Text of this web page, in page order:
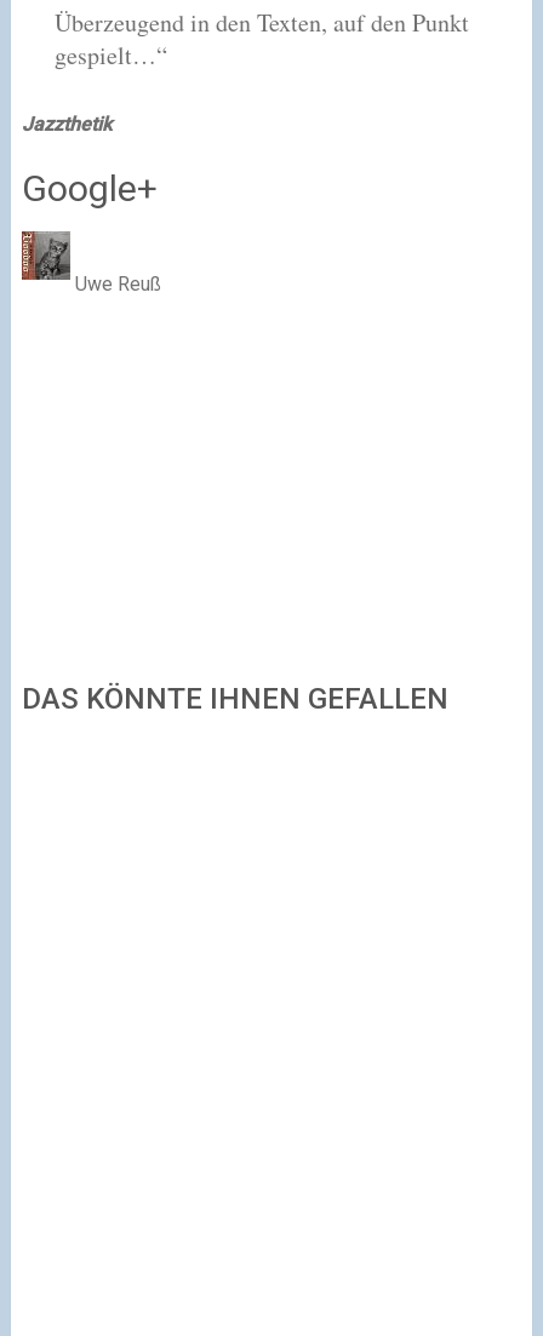
Überzeugend in den Texten, auf den Punkt
gespielt…“
Jazzthetik
Google+
Uwe Reuß
DAS KÖNNTE IHNEN GEFALLEN